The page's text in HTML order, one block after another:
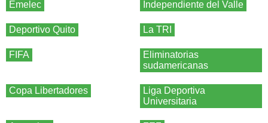
Emelec Independiente del Valle
Deportivo Quito La TRI
FIFA
Eliminatorias
sudamericanas
Copa Libertadores
Liga Deportiva
Universitaria